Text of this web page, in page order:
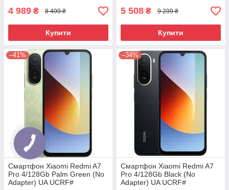
4 989 ₴ 8 499 ₴
Купити
5 508 ₴ 9 299 ₴
Купити
–41%
Смартфон Xiaomi Redmi A7
Pro 4/128Gb Palm Green (No
Adapter) UA UCRF#
–34%
Смартфон Xiaomi Redmi A7
Pro 4/128Gb Black (No
Adapter) UA UCRF#